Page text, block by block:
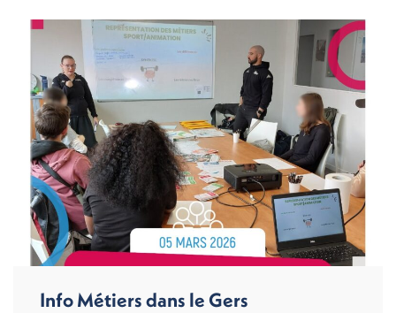
Info Métiers dans le Gers